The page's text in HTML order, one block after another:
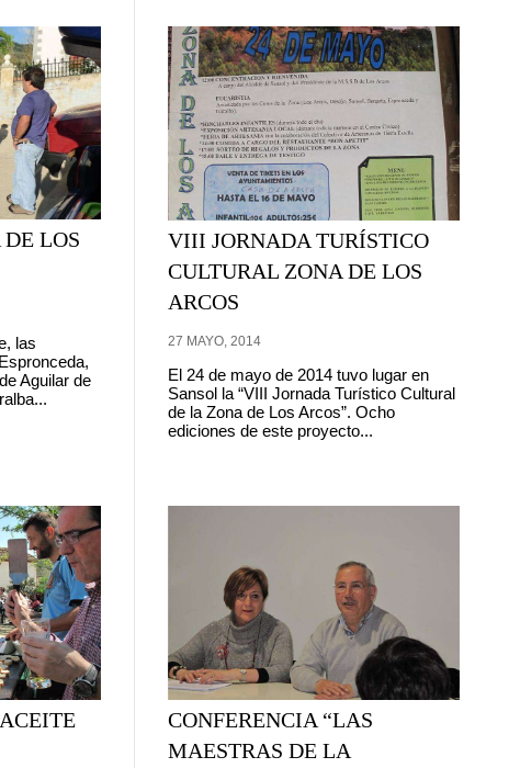
LOS
las
Aguilar de
VIII JORNADA TURÍSTICO
CULTURAL ZONA DE LOS
ARCOS
27 MAYO, 2014
El 24 de mayo de 2014 tuvo lugar en
Sansol la “VIII Jornada Turístico Cultural
de la Zona de Los Arcos”. Ocho
ediciones de este proyecto...
CONFERENCIA “LAS
MAESTRAS DE LA